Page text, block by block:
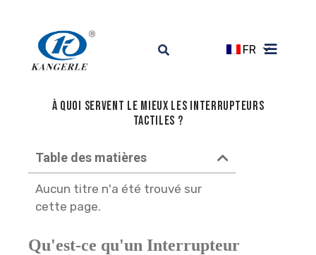
FR
À quoi servent le mieux les interrupteurs
tactiles ?
Table des matières
Aucun titre n'a été trouvé sur
cette page.
Qu'est-ce qu'un Interrupteur